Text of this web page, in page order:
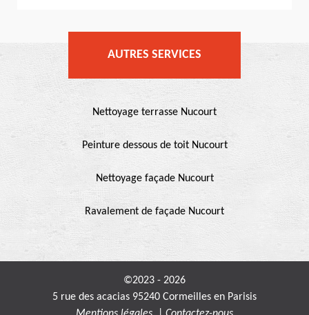
AUTRES SERVICES
Nettoyage terrasse Nucourt
Peinture dessous de toit Nucourt
Nettoyage façade Nucourt
Ravalement de façade Nucourt
©2023 - 2026
5 rue des acacias 95240 Cormeilles en Parisis